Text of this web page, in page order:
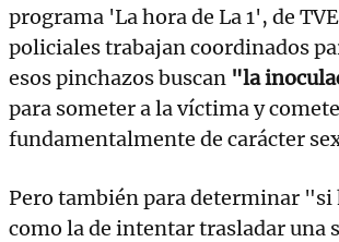
programa 'La hora de La 1', de
policiales trabajan coordinados
esos pinchazos buscan "la
para someter a la víctima y
fundamentalmente de carácter
Pero también para determinar "si
como la de intentar trasladar una